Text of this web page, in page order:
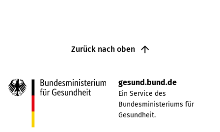
Zurück nach oben
gesund.bund.de
Ein Service des
Bundesministeriums für
Gesundheit.